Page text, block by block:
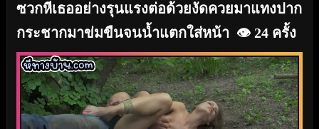
ซวกหีเธออย่างรุนแรงต่อด้วยงัดควยมาแทงปาก
กระชากมาข่มขืนจนน้ำแตกใส่หน้า 👁️ 24 ครั้ง